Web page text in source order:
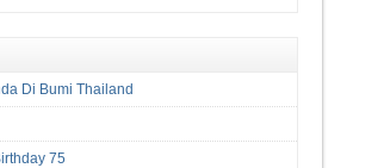
Di Bumi Thailand
75